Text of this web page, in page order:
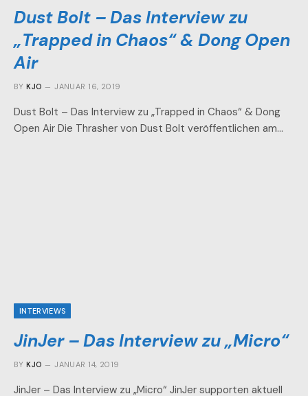
Dust Bolt – Das Interview zu
„Trapped in Chaos“ & Dong Open
Air
BY KJO JANUAR 16, 2019
Dust Bolt – Das Interview zu „Trapped in Chaos“ & Dong
Open Air Die Thrasher von Dust Bolt veröffentlichen am…
INTERVIEWS
JinJer – Das Interview zu „Micro“
BY KJO JANUAR 14, 2019
JinJer – Das Interview zu „Micro“ JinJer supporten aktuell